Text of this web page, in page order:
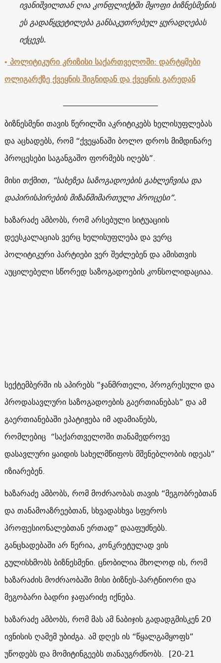
ივანიშვილთან ღია კონფლიქტში მყოფი ბიზნესმენის
ეს გადაწყვეტილება განსაკუთრებულ ყურადღებას
იქცევს.
•პოლიტიკური კრიზისი საქართველოში: დარტყმები
ოლიგარქზე ქვეყნის შიგნიდან და ქვეყნის გარედან
ბიზნესმენი თავის წერილში აკრიტიკებს ხელისუფლებას
და აცხადებს, რომ “ქვეყანაში ბოლო დროს მიმდინარე
პროცესები საგანგაშო ფორმებს იღებს”.
მისი თქმით, “სახეზეა საზოგადოების გახლეჩვისა და
დაპირისპირების მიზანმიმართული პროცესი”.
ხაზარაძე ამბობს, რომ არსებული სიტუაციის
დეესკალაციას ვერც ხელისუფლება და ვერც
პოლიტიკური პარტიები ვერ შეძლებენ და ამისთვის
აუცილებელი სწორედ საზოგადოების კონსოლიდაციაა.
სექტემბერში ის აპირებს “ჯანმრთელი, პროგრესული და
პროდასავლური საზოგადოების გაერთიანებას” და ამ
გაერთიანებაში ეპატიჟება იმ ადამიანებს,
რომლებიც “საქართველოში თანამედროვე
დასავლური ყაიდის სახელმწიფოს მშენებლობის იდეას”
იზიარებენ.
ხაზარაძე ამბობს, რომ მოძრაობას თავის “მეგობრებთან
და თანამოაზრეებთან, სხვადასხვა სფეროს
პროფესიონალებთან ერთად” დააფუძნებს.
განცხადებაში არ წერია, კონკრეტულად ვის
გულისხმობს ბიზნესმენი. ცნობილია მხოლოდ ის, რომ
ხაზარაძის მოძრაობაში მისი ბიზნეს-პარტნიორი და
მეგობარი ბადრი ჯაფარიძე იქნება.
ხაზარაძე ამბობს, რომ მას ამ ნაბიჯის გადადგმისკენ 20
ივნისის ღამემ უბიძგა. ამ დღეს ის “წყალგამყოფს”
უწოდებს და მომიტინგეებს თანაუგრძნობს. [20-21